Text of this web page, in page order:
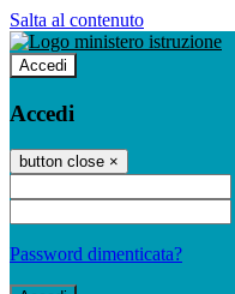
Salta al contenuto
Accedi
Accedi
button close ×
Password dimenticata?